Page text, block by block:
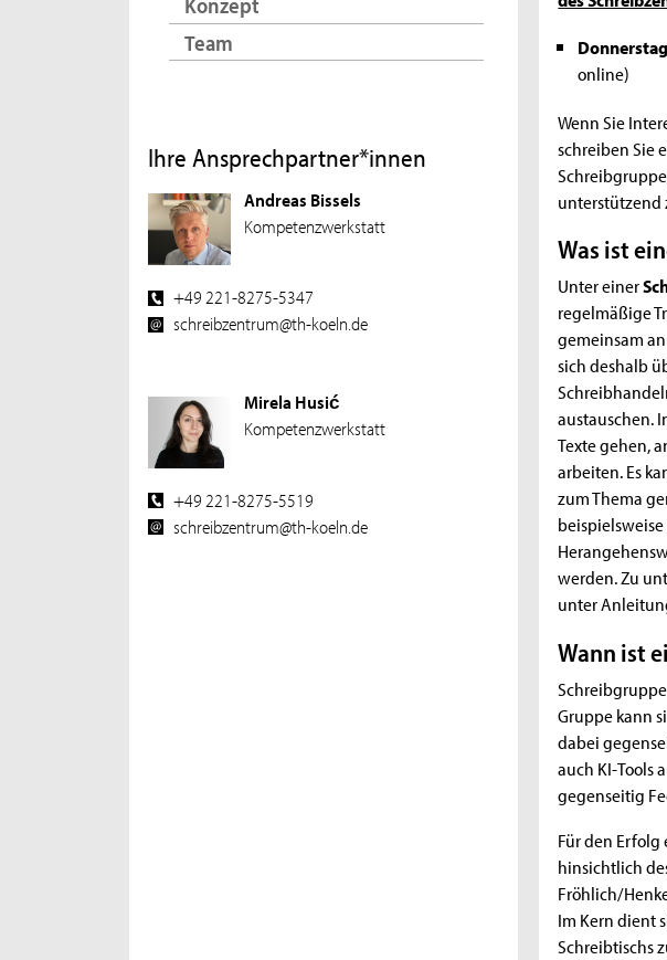
Team
Ihre Ansprechpartner*innen
Andreas Bissels
Kompetenzwerkstatt
+49 221-8275-5347
schreibzentrum@th-koeln.de
Mirela Husić
Kompetenzwerkstatt
+49 221-8275-5519
schreibzentrum@th-koeln.de
online)
Wenn Sie
schreiben Sie
unterstützend
Was ist
Unter einer
regelmäßige
gemeinsam
sich deshalb
austauschen.
Texte gehen,
arbeiten. Es
zum Thema
werden. Zu
unter
Wann ist
Gruppe kann
dabei
auch KI-Tools
gegenseitig
Für den
hinsichtlich
Fröhlich/
Im Kern dient
Schreibtischs